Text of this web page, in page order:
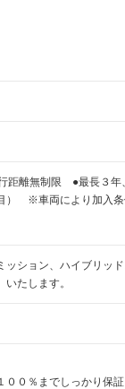
離無制限 ●最長３年
） ※車両により加入
ション、ハイブリッ
たします。
０％までしっかり保